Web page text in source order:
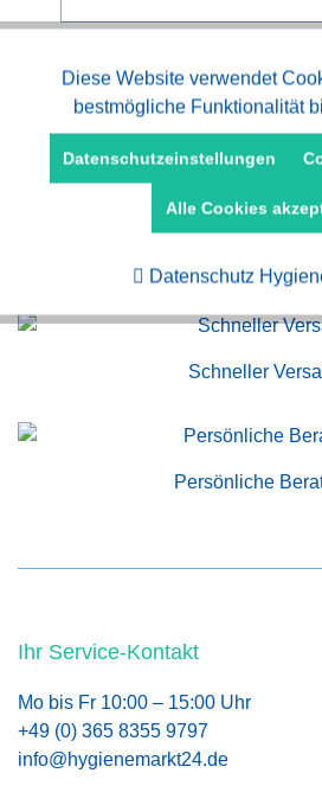
Schneller
Persönliche
Ihr Service-Kontakt
Mo bis Fr 10:00 – 15:00 Uhr
+49 (0) 365 8355 9797
info@hygienemarkt24.de
Funktionale
Marketing
Diese Website verwendet
bestmögliche Funktionalität
Datenschutzeinstellungen
Alle Cookies
Datenschutz